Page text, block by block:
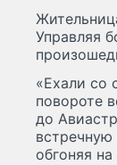
Управляя
«Ехали со
повороте
до
обгоняя